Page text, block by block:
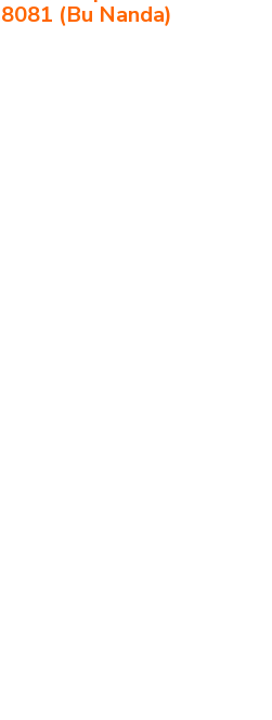
(Bu Nanda)